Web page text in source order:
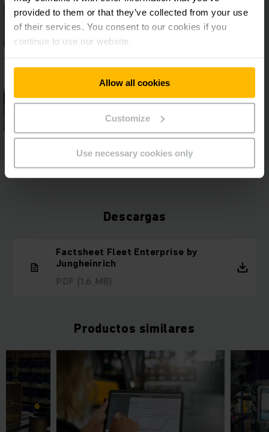
provided to them or that they’ve collected from your use
of their services. You consent to our cookies if you
continue to use our website.
Allow all cookies
Customize
Use necessary cookies only
Descargas
Factsheet Fleet Enterprise by
Jungheinrich
PDF (1.6 MB)
Productos similares